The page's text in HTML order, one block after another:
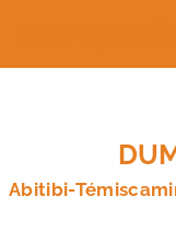
Abitibi-